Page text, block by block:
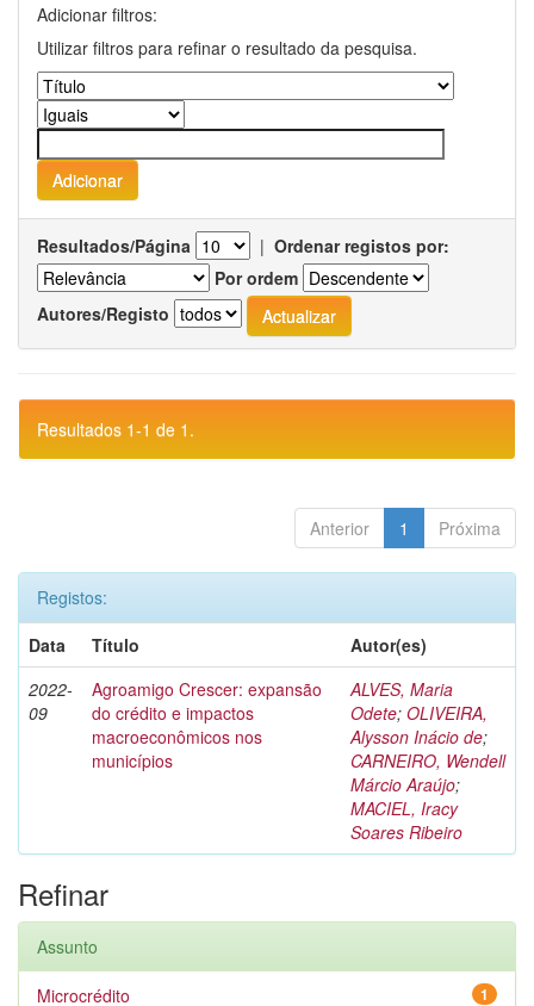
Adicionar filtros:
Utilizar filtros para refinar o resultado da pesquisa.
Resultados/Página | Ordenar registos por:
Por ordem
Autores/Registo
Resultados 1-1 de 1.
Anterior 1 Próxima
Registos:
Data
Título
Autor(es)
2022-
09
Agroamigo Crescer: expansão
do crédito e impactos
macroeconômicos nos
municípios
ALVES, Maria
Odete; OLIVEIRA,
Alysson Inácio de;
CARNEIRO, Wendell
Márcio Araújo;
MACIEL, Iracy
Soares Ribeiro
Refinar
Assunto
1
Microcrédito